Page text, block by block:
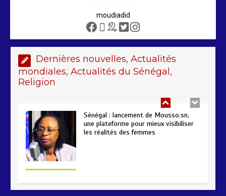
moudiadid
Dernières nouvelles, Actualités
mondiales, Actualités du Sénégal,
Religion
Sénégal – FMI : les discussions se
poursuivent autour du rapport ROSC
Sénégal : lancement de Mousso.sn,
une plateforme pour mieux visibiliser
les réalités des femmes